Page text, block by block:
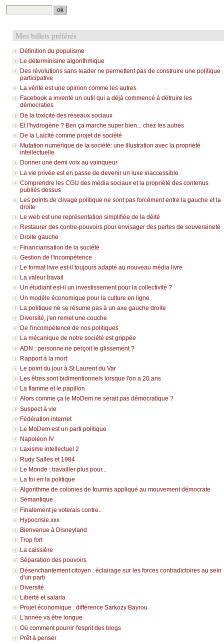
Mes billets préférés
Définition du populisme
Le déterminisme algorithmique
Des révolutions sans leader ne permettent pas de construire une politique
participative
La vérité est une opinion comme les autres
Facebook a inventé un outil qui a déjà commencé à détruire les
démocraties
De la toxicité des réseaux sociaux
Et l'hydrogène ? Ben ça marche super bien... chez les autres
De la Laïcité comme projet de société
Mutation numérique de la société: une illustration avec la propriété
intellectuelle
Donner une demi voix au vainqueur
La vie privée est en passe de devenir un luxe inaccessible
Comprendre les CGU des média sociaux et la propriété des contenus
publiés dessus
Les points de clivage politique ne sont pas forcément entre la gauche et la
droite
Le web est une représentation simplifiée de la déité
Restaurer des contre-pouvoirs pour envisager des pertes de souveraineté
Droite gauche
Financiarisation de la société
Gestion de l'incompétence
Le format livre est-il toujours adapté au nouveau média livre
La valeur travail
Un étudiant est-il un investissement pour la collectivité ?
Un modèle économique pour la culture en ligne
La politique ne se résume pas à un axe gauche droite
Diversité, j'en remet une couche
De l'incompétence de nos politiques
La mécanique de notre société est grippée
ADN : personne ne perçoit le glissement ?
Rapport à la mort
Le point du jour à St Laurent du Var
Les êtres sont bidimentionnels lorsque l'on a 20 ans
La flamme et le papillon
Alors comme ça le MoDem ne serait pas démocratique ?
Suspect à vie
Fédération internet
Le MoDem est un parti politique
Napoléon IV
Laxisme intellectuel 2
Rudy Salles et 1984
Le Monde : travailler plus pour...
La foi en la politique
Algorithme de colonies de fourmis appliqué au mouvement démocrate
Sémantique
Finalement je voterais contre...
Hypocrisie.xxx
Bienvenue à Disneyland
Trop fort
La caissière
Séparation des pouvoirs
Désenchantement citoyen : éclairage sur les forces contradictoires au sein
d'un parti
Diversité
Liberté et salaria
Projet économique : différence Sarkozy Bayrou
L'année va être longue
Où comment pourrir l'esprit des blogs
Prêt à penser